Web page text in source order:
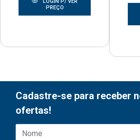
PREÇO
Cadastre-se para receber
ofertas!